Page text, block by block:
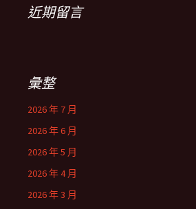
近期留言
彙整
2026 年 7 月
2026 年 6 月
2026 年 5 月
2026 年 4 月
2026 年 3 月